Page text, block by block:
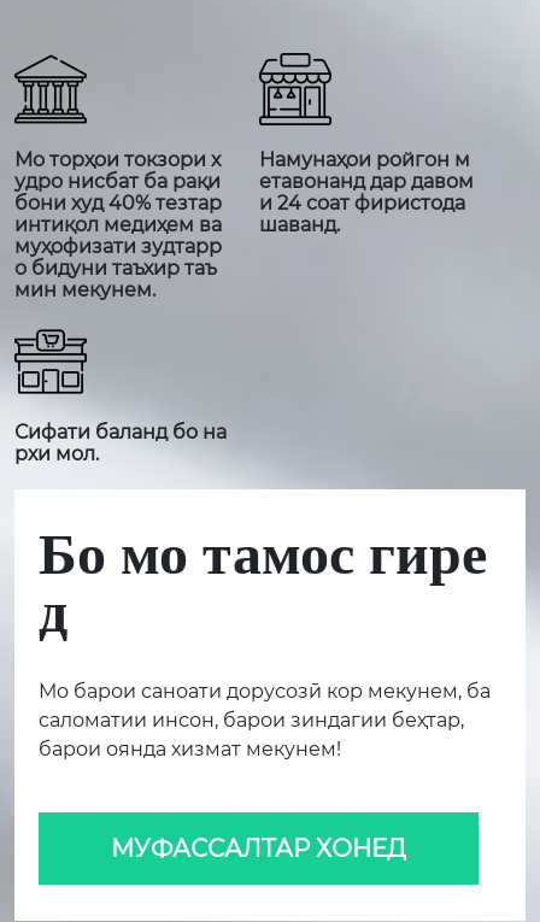
Мо торҳои токзори х
удро нисбат ба рақи
бони худ 40% тезтар
интиқол медиҳем ва
муҳофизати зудтарр
о бидуни таъхир таъ
мин мекунем.
Намунаҳои ройгон м
етавонанд дар давом
и 24 соат фиристода
шаванд.
Сифати баланд бо на
рхи мол.
Бо мо тамос гире
д
Мо барои саноати дорусозӣ кор мекунем, ба
саломатии инсон, барои зиндагии беҳтар,
барои оянда хизмат мекунем!
МУФАССАЛТАР ХОНЕД